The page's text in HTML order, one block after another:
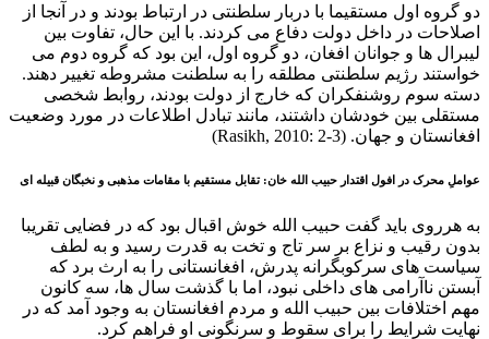
دو گروه اول مستقیما با دربار سلطنتی در ارتباط بودند و در آنجا از
اصلاحات در داخل دولت دفاع می کردند. با این حال، تفاوت بین
لیبرال ها و جوانان افغان، دو گروه اول، این بود که گروه دوم می
خواستند رژیم سلطنتی مطلقه را به سلطنت مشروطه تغییر دهند.
دسته سوم روشنفکران که خارج از دولت بودند، روابط شخصی
مستقلی بین خودشان داشتند، مانند تبادل اطلاعات در مورد وضعیت
افغانستان و جهان. (Rasikh, 2010: 2-3)
عواملِ محرک در افول اقتدار حبیب الله خان: تقابل مستقیم با مقامات مذهبی و نخبگان قبیله ای
به هرروی باید گفت حبیب الله خوش اقبال بود که در فضایی تقریبا
بدون رقیب و نزاع بر سر تاج و تخت به قدرت رسید و به لطف
سیاست ‌های سرکوبگرانه پدرش، افغانستانی را به ارث برد که
آبستن ناآرامی ‌های داخلی نبود، اما با گذشت سال ها، سه کانون
مهم اختلافات بین حبیب الله و مردم افغانستان به وجود آمد که در
نهایت شرایط را برای سقوط و سرنگونی او فراهم کرد.